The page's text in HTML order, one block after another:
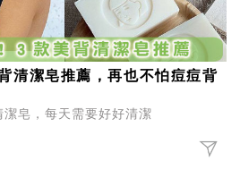
清潔皂推薦，再也不怕痘痘背
皂，每天需要好好清潔